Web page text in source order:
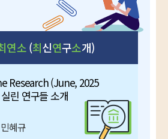
연소(최신연구소개)
Research (June, 2025
린 연구들 소개
혜규